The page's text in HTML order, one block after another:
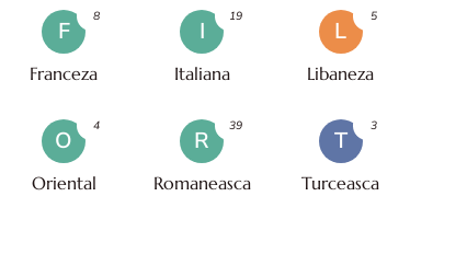
F
Franceza
8
I
Italiana
19
L
Libaneza
5
O
Oriental
4
R
Romaneasca
39
T
Turceasca
3